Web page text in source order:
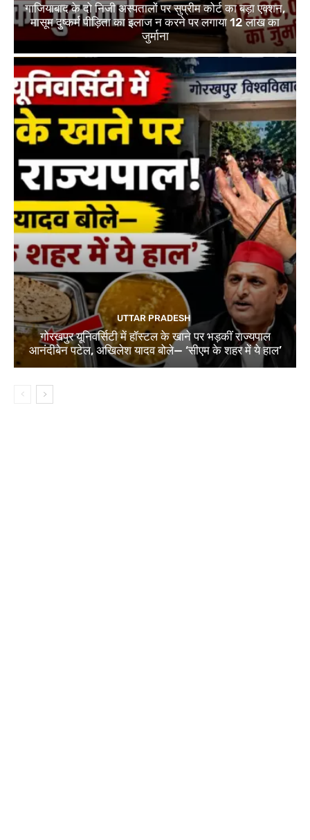
गाजियाबाद के दो निजी अस्पतालों पर सुप्रीम कोर्ट का बड़ा एक्शन,
मासूम दुष्कर्म पीड़िता का इलाज न करने पर लगाया 12 लाख का
जुर्माना
UTTAR PRADESH
गोरखपुर यूनिवर्सिटी में हॉस्टल के खाने पर भड़कीं राज्यपाल
आनंदीबेन पटेल, अखिलेश यादव बोले— ‘सीएम के शहर में ये हाल’